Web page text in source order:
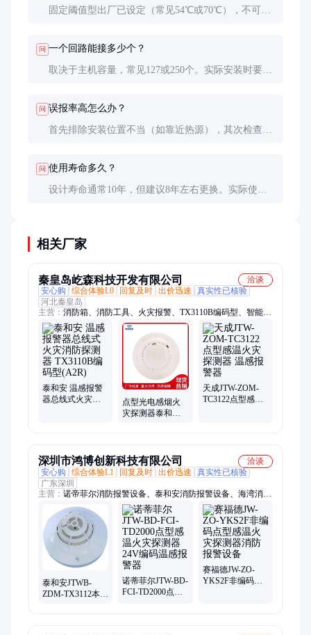
固定阈值型出厂已设定（常见54℃或70℃），不可调
问 一个回路能接多少个？
取决于主机容量，常见127或250个。实际安装时要预
问 误报率高怎么办？
首先排除安装位置不当（如靠近热源），其次检查线
问 使用寿命多久？
设计寿命通常10年，但建议8年左右更换。实际使用
相关厂家
秦皇岛屹森科技开发有限公司
洽谈
安心购
综合体验L0 回复及时 出价迅速
真实性已核验
河北秦皇岛
主营： 消防箱、消防工具、火灾报警、TX3110B编码型、智能应
急疏散
泰和安 温感报警
器总线式火灾消
点型光电感烟火
灾探测器泰和安
天成JTW-ZOM-
TC3122点型感温
深圳市鸿博创新科技有限公司
洽谈
安心购
综合体验L1 回复及时 出价迅速
真实性已核验
广东深圳
主营： 诺帝菲尔消防报警设备、泰和安消防报警设备、海湾消防
报警设备、烟雾报警器、图像型火灾探测器、青鸟消防火灾报警
设备、西门子消防报警设备、烟雾传感器RS485、配电房火灾报
警系统、联网型感温探测器、防爆火焰探测器、联网输出烟感探
测器、水浸传感器、烟温复合探测器、车库CO浓度监控探测
器、防爆手动报警按钮、消防电源箱、防爆红外火焰探测器、防
爆气体检测仪、感温感烟火灾探测器、热解粒子探测器、消防广
播系统
泰和安JTWB-
ZDM-TX3112本安
诺蒂菲尔JTW-BD-
FCI-TD2000点型
赛福德JW-ZO-
YKS2F非编码点